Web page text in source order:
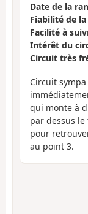
Date de la
Fiabilité de
Facilité à
Intérêt du
Circuit très
Circuit
qui monte à
par dessus
pour
au point 3.